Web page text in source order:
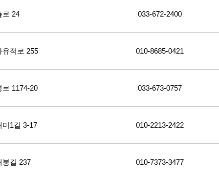
로 24 033-672-2400
적로 255 010-8685-0421
1174-20 033-673-0757
1길 3-17 010-2213-2422
길 237 010-7373-3477